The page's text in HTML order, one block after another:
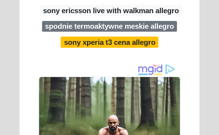
sony ericsson live with walkman allegro
spodnie termoaktywne meskie allegro
sony xperia t3 cena allegro